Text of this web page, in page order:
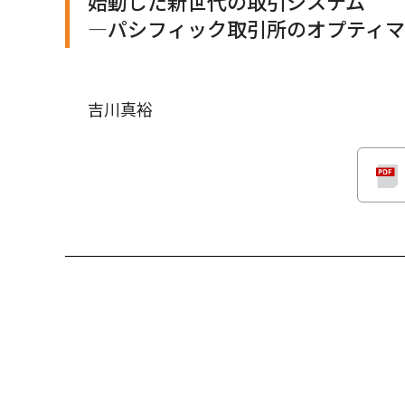
―パシフィック取引所のオプティ
吉川真裕